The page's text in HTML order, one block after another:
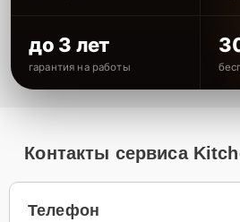
до 3 лет
гарантия на работы
Контакты сервиса
Телефон